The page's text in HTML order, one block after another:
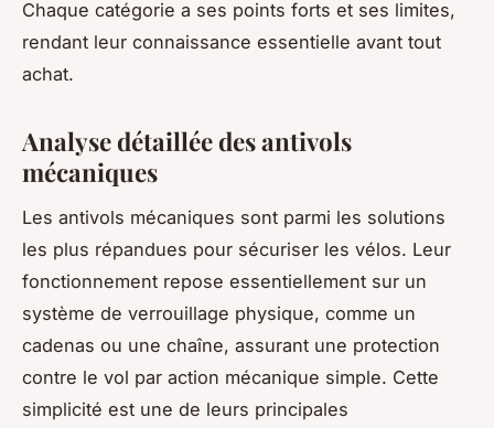
Chaque catégorie a ses points forts et ses limites,
rendant leur connaissance essentielle avant tout
achat.
Analyse détaillée des antivols
mécaniques
Les antivols mécaniques sont parmi les solutions
les plus répandues pour sécuriser les vélos. Leur
fonctionnement repose essentiellement sur un
système de verrouillage physique, comme un
cadenas ou une chaîne, assurant une protection
contre le vol par action mécanique simple. Cette
simplicité est une de leurs principales